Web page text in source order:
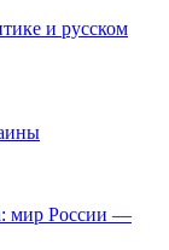
и русском
мир России —